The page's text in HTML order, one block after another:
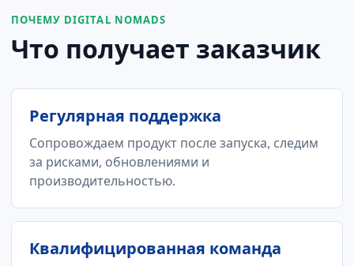
ПОЧЕМУ DIGITAL NOMADS
Что получает заказчик
Регулярная поддержка
Сопровождаем продукт после запуска, следим
за рисками, обновлениями и
производительностью.
Квалифицированная команда